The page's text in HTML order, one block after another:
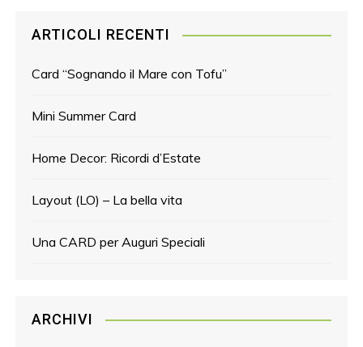
ARTICOLI RECENTI
Card “Sognando il Mare con Tofu”
Mini Summer Card
Home Decor: Ricordi d’Estate
Layout (LO) – La bella vita
Una CARD per Auguri Speciali
ARCHIVI